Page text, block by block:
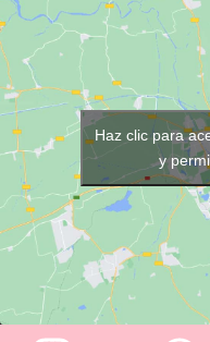
listas para cada servicio. Con
16 litros de capacidad
espacio para hasta 8 toallas
una resistente estructura de
acero inoxidable, es
para peluquerías, barberías,
spas y centros de estética.
Haz clic para
y